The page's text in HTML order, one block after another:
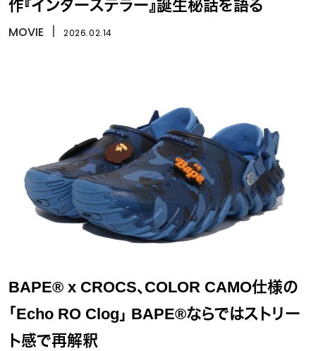
作『インターステラー』誕生秘話を語る
MOVIE 2026.02.14
BAPE® x CROCS、COLOR CAMO仕様の
「Echo RO Clog」 BAPE®ならではストリー
ト感で再解釈